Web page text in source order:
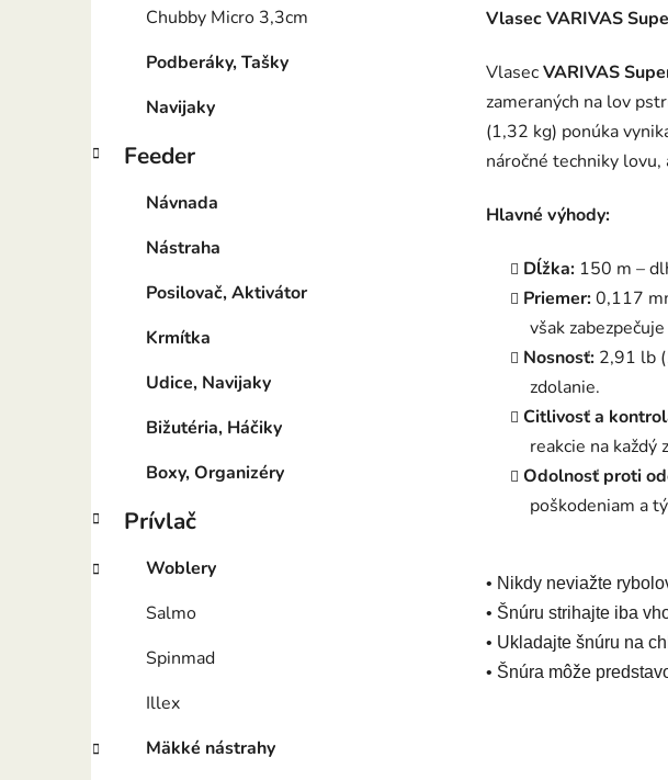
Chubby Micro 3,3cm
Podberáky, Tašky
Navijaky
Feeder
Návnada
Nástraha
Posilovač, Aktivátor
Krmítka
Udice, Navijaky
Bižutéria, Háčiky
Boxy, Organizéry
Prívlač
Woblery
Salmo
Spinmad
Illex
Mäkké nástrahy
Vlasec VARIVAS
VlasecVARIVAS
zameraných na lov
(1,32 kg) ponúka
náročné techniky
Hlavné výhody:
Dĺžka: 150 m –
Priemer:0,117
však
Nosnosť: 2,91 lb
zdolanie.
Citlivosť a
reakcie na každý
Odolnosť proti
poškodeniam a
• Nikdy neviažte
• Šnúru strihajte iba
• Ukladajte šnúru na
• Šnúra môže